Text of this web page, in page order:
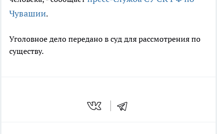
Чувашии.
Уголовное дело передано в суд для рассмотрения по
существу.